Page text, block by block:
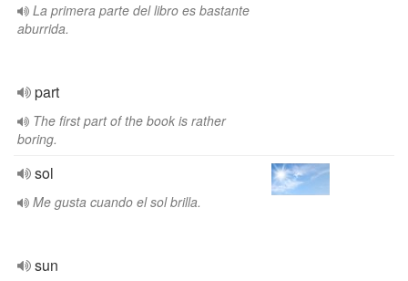
La primera parte del libro es bastante
aburrida.
part
The first part of the book is rather
boring.
sol
Me gusta cuando el sol brilla.
sun